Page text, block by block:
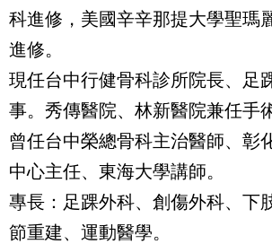
科進修，美國辛辛那提大學聖瑪
進修。
現任台中行健骨科診所院長、足
事。秀傳醫院、林新醫院兼任手
曾任台中榮總骨科主治醫師、彰
中心主任、東海大學講師。
專長：足踝外科、創傷外科、下
節重建、運動醫學。